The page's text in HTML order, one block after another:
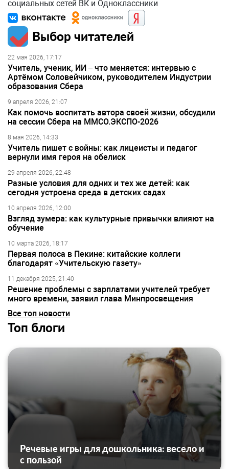
социальных сетей ВК и Одноклассники
Выбор читателей
22 мая 2026, 17:17
Учитель, ученик, ИИ – что меняется: интервью с
Артёмом Соловейчиком, руководителем Индустрии
образования Сбера
9 апреля 2026, 21:07
Как помочь воспитать автора своей жизни, обсудили
на сессии Сбера на ММСО.ЭКСПО-2026
8 мая 2026, 14:33
Учитель пишет с войны: как лицеисты и педагог
вернули имя героя на обелиск
29 апреля 2026, 22:48
Разные условия для одних и тех же детей: как
сегодня устроена среда в детских садах
10 апреля 2026, 12:00
Взгляд зумера: как культурные привычки влияют на
обучение
10 марта 2026, 18:17
Первая полоса в Пекине: китайские коллеги
благодарят «Учительскую газету»
11 декабря 2025, 21:40
Решение проблемы с зарплатами учителей требует
много времени, заявил глава Минпросвещения
Все топ новости
Топ блоги
Речевые игры для дошкольника: весело и
с пользой